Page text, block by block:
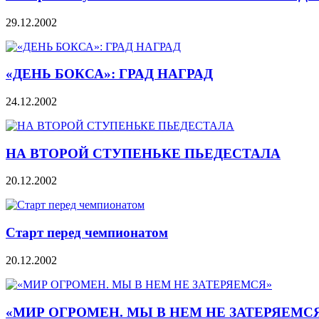
29.12.2002
«ДЕНЬ БОКСА»: ГРАД НАГРАД
24.12.2002
НА ВТОРОЙ СТУПЕНЬКЕ ПЬЕДЕСТАЛА
20.12.2002
Старт перед чемпионатом
20.12.2002
«МИР ОГРОМЕН. МЫ В НЕМ НЕ